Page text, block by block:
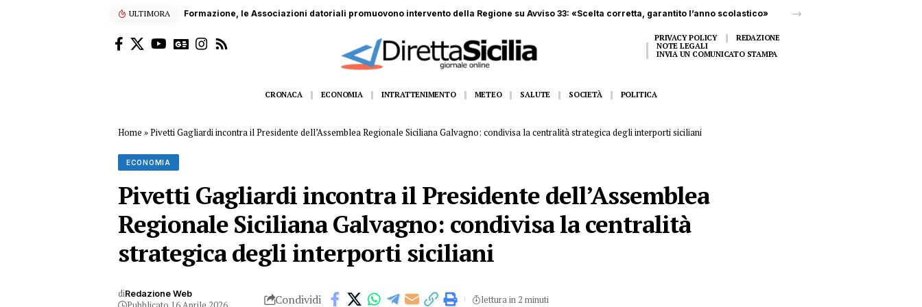
ULTIMORA Formazione, le Associazioni datoriali promuovono intervento della Regione su Avviso 33: «Scelta corretta, garantito l’anno scolastico»
PRIVACY POLICY
REDAZIONE
NOTE LEGALI
INVIA UN COMUNICATO STAMPA
CRONACA ECONOMIA INTRATTENIMENTO METEO SALUTE SOCIETÀ POLITICA
Home »Pivetti Gagliardi incontra il Presidente dell’Assemblea Regionale Siciliana Galvagno: condivisa la centralità strategica degli interporti siciliani
ECONOMIA
Pivetti Gagliardi incontra il Presidente dell’Assemblea
Regionale Siciliana Galvagno: condivisa la centralità
strategica degli interporti siciliani
diRedazione Web Condividi lettura in 2 minuti